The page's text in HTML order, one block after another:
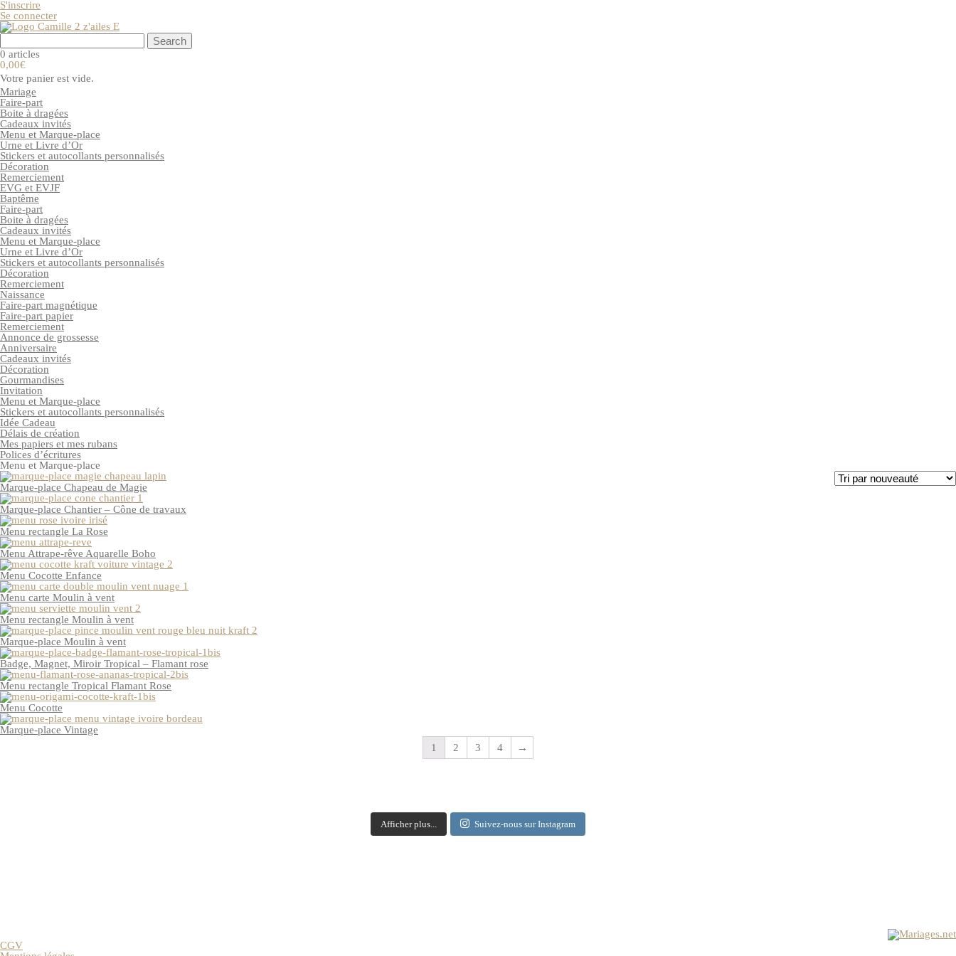
S'inscrire
Se connecter
0 articles
0,00€
Votre panier est vide.
Mariage
Faire-part
Boite à dragées
Cadeaux invités
Menu et Marque-place
Urne et Livre d’Or
Stickers et autocollants personnalisés
Décoration
Remerciement
EVG et EVJF
Baptême
Faire-part
Boite à dragées
Cadeaux invités
Menu et Marque-place
Urne et Livre d’Or
Stickers et autocollants personnalisés
Décoration
Remerciement
Naissance
Faire-part magnétique
Faire-part papier
Remerciement
Annonce de grossesse
Anniversaire
Cadeaux invités
Décoration
Gourmandises
Invitation
Menu et Marque-place
Stickers et autocollants personnalisés
Idée Cadeau
Délais de création
Mes papiers et mes rubans
Polices d’écritures
Menu et Marque-place
Marque-place Chapeau de Magie
Marque-place Chantier – Cône de travaux
Menu rectangle La Rose
Menu Attrape-rêve Aquarelle Boho
Menu Cocotte Enfance
Menu carte Moulin à vent
Menu rectangle Moulin à vent
Marque-place Moulin à vent
Badge, Magnet, Miroir Tropical – Flamant rose
Menu rectangle Tropical Flamant Rose
Menu Cocotte
Marque-place Vintage
1
2 3 4 →
Afficher plus... Suivez-nous sur Instagram
CGV